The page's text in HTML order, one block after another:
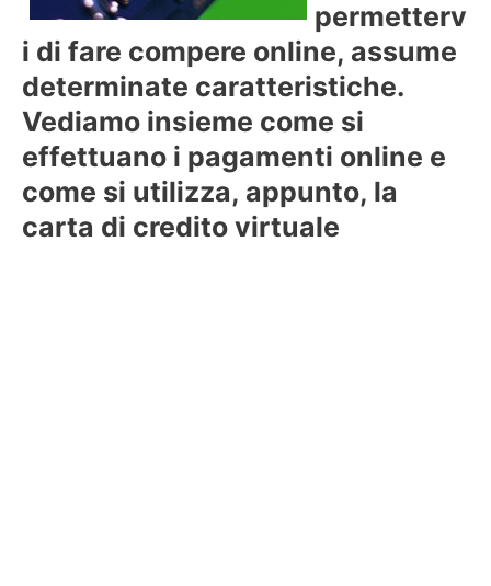
permetterv
i di fare compere online, assume
determinate caratteristiche.
Vediamo insieme come si
effettuano i pagamenti online e
come si utilizza, appunto, la
carta di credito virtuale